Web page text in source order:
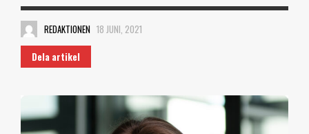
REDAKTIONEN 18 JUNI, 2021
Dela artikel